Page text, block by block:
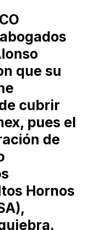
que su
cubrir
pues el
de
Hornos